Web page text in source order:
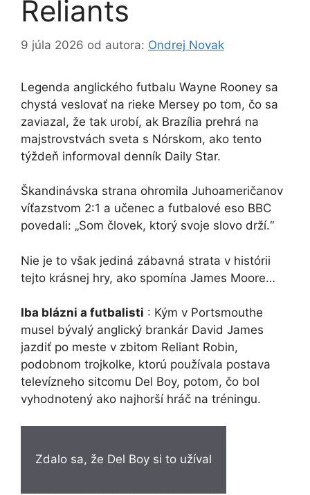
Reliants
9 júla 2026 od autora: Ondrej Novak
Legenda anglického futbalu Wayne Rooney sa
chystá veslovať na rieke Mersey po tom, čo sa
zaviazal, že tak urobí, ak Brazília prehrá na
majstrovstvách sveta s Nórskom, ako tento
týždeň informoval denník Daily Star.
Škandinávska strana ohromila Juhoameričanov
víťazstvom 2:1 a učenec a futbalové eso BBC
povedali: „Som človek, ktorý svoje slovo drží.“
Nie je to však jediná zábavná strata v histórii
tejto krásnej hry, ako spomína James Moore…
Iba blázni a futbalisti : Kým v Portsmouthe
musel bývalý anglický brankár David James
jazdiť po meste v zbitom Reliant Robin,
podobnom trojkolke, ktorú používala postava
televízneho sitcomu Del Boy, potom, čo bol
vyhodnotený ako najhorší hráč na tréningu.
Zdalo sa, že Del Boy si to užíval